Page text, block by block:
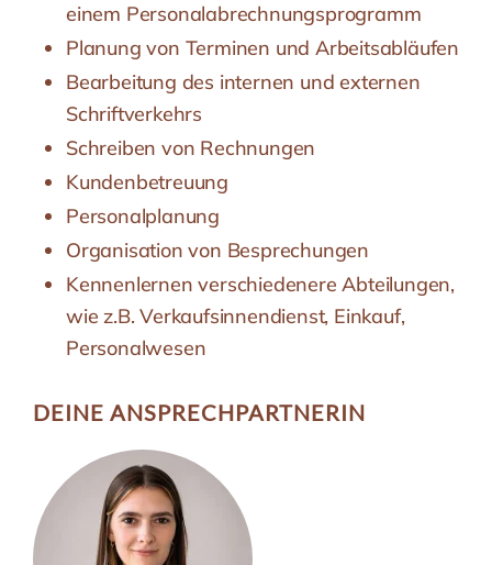
einem Personalabrechnungsprogramm
Planung von Terminen und Arbeitsabläufen
Bearbeitung des internen und externen
Schriftverkehrs
Schreiben von Rechnungen
Kundenbetreuung
Personalplanung
Organisation von Besprechungen
Kennenlernen verschiedenere Abteilungen,
wie z.B. Verkaufsinnendienst, Einkauf,
Personalwesen
DEINE ANSPRECH­PARTNERIN